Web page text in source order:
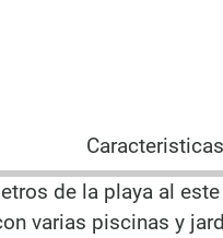
Caracteristicas
de la playa al
varias piscinas y